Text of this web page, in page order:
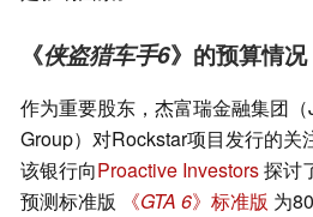
《侠盗猎车手6》的预算情况
作为重要股东，杰富瑞金融集团
Group）对Rockstar项目发行的关
该银行向Proactive Investors探讨
预测标准版
《GTA 6》标准版 为